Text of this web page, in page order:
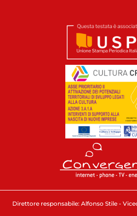
Direttore responsabile: Alfonso Stile -